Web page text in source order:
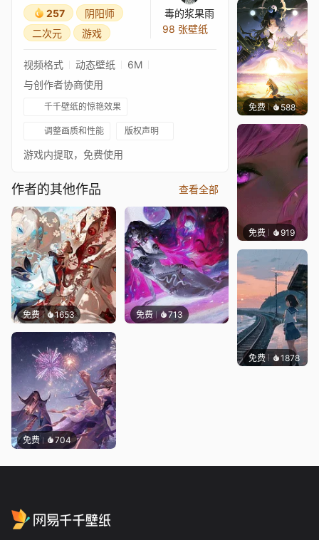
257
阴阳师
二次元
游戏
毒的浆果雨
98 张壁纸
视频格式 动态壁纸
6M
与创作者协商使用
千千壁纸的惊艳效果
调整画质和性能 版权声明
游戏内提取，免费使用
作者的其他作品 查看全部
免费 1653 免费 713
免费 704
免费 588小鬼
免费 919辰东
免费 1878辰东